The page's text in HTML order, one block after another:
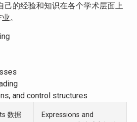
己的经验和知识在各个学术层面上
。
and control structures
数据
Expressions and